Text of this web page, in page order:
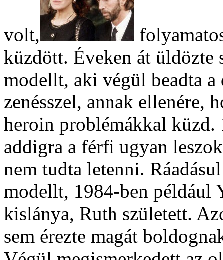
volt,
küzdött. Éveken át üldözte
modellt, aki végül beadta a
zenésszel, annak ellenére,
heroin problémákkal küzd.
addigra a férfi ugyan
nem tudta letenni.
modellt, 1984-ben
kislánya, Ruth született.
sem érezte magát